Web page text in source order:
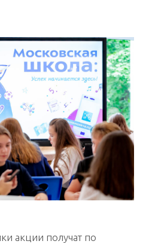
акции получат по